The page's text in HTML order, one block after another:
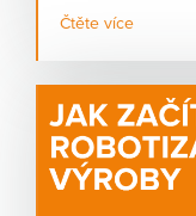
lidském faktoru.
Čtěte více